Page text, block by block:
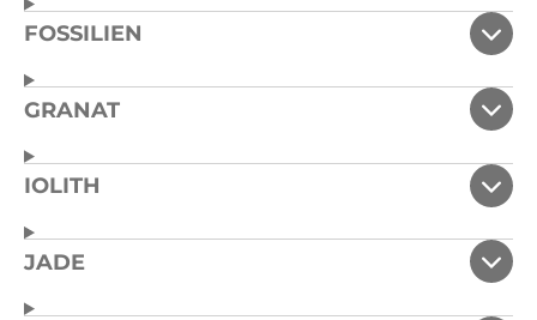
FOSSILIEN
GRANAT
IOLITH
JADE